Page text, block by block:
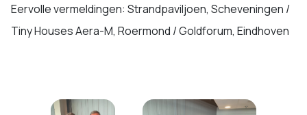
Eervolle vermeldingen: Strandpaviljoen, Scheveningen /
Tiny Houses Aera-M, Roermond / Goldforum, Eindhoven